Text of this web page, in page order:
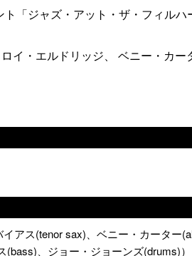
「ジャズ・アット・ザ・フィルハ
イ・エルドリッジ、 ベニー・カー
アス(tenor sax)、ベニー・カーター
、ジョー・ジョーンズ(drums)）